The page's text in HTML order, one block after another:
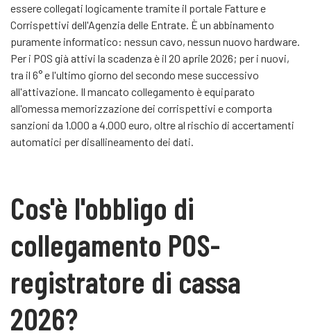
essere collegati logicamente tramite il portale Fatture e
Corrispettivi dell'Agenzia delle Entrate. È un abbinamento
puramente informatico: nessun cavo, nessun nuovo hardware.
Per i POS già attivi la scadenza è il 20 aprile 2026; per i nuovi,
tra il 6° e l'ultimo giorno del secondo mese successivo
all'attivazione. Il mancato collegamento è equiparato
all'omessa memorizzazione dei corrispettivi e comporta
sanzioni da 1.000 a 4.000 euro, oltre al rischio di accertamenti
automatici per disallineamento dei dati.
Cos'è l'obbligo di
collegamento POS-
registratore di cassa
2026?